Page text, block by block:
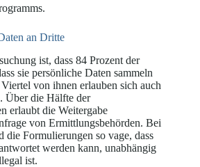
an Dritte
ist, dass 84 Prozent der
sie persönliche Daten sammeln
von ihnen erlauben sich auch
Über die Hälfte der
erlaubt die Weitergabe
von Ermittlungsbehörden. Bei
die Formulierungen so vage, dass
werden kann, unabhängig
ist.